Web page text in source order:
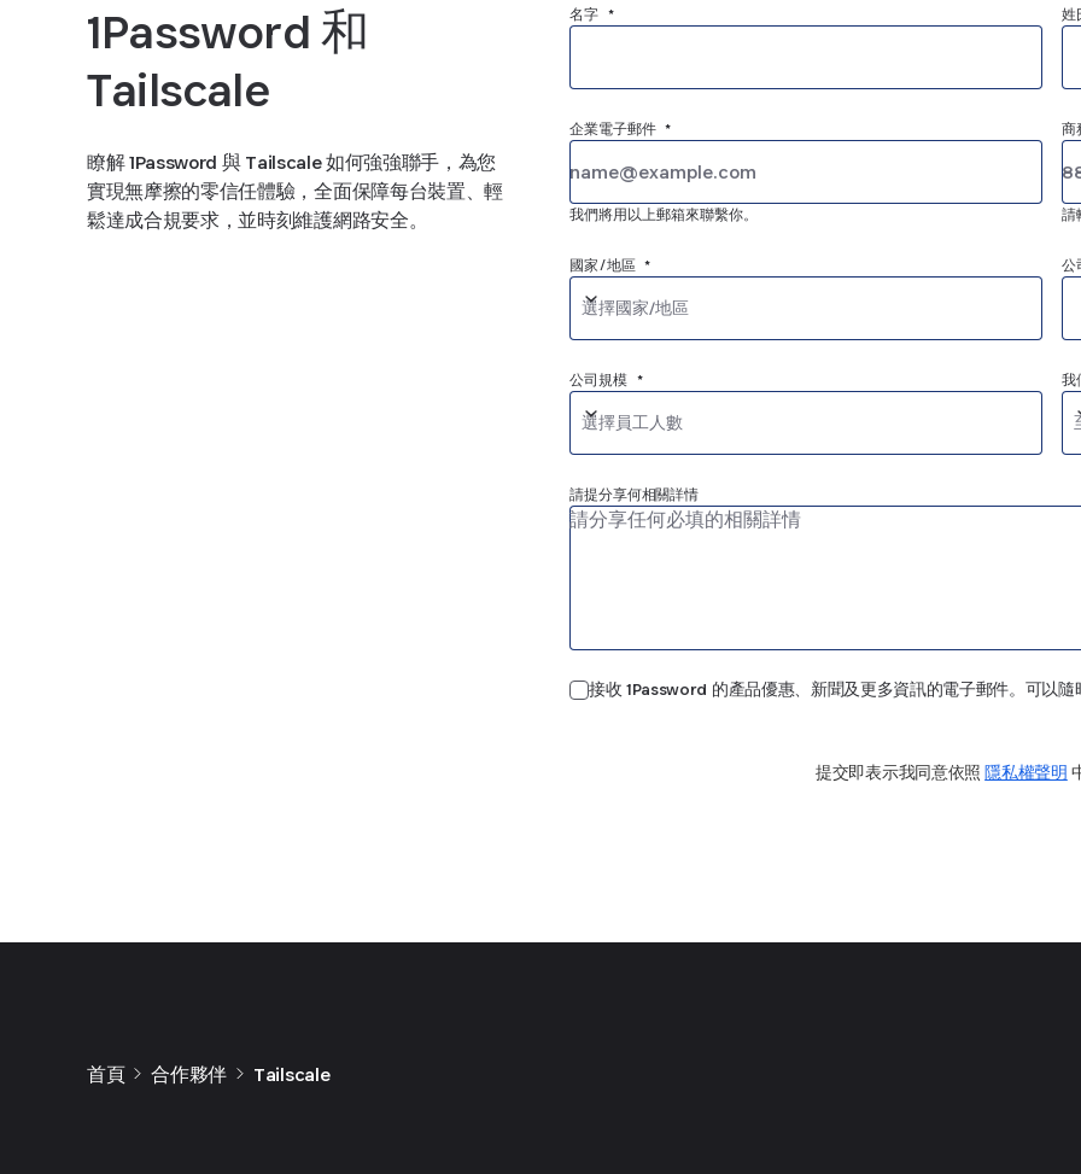
1Password 和
Tailscale
瞭解 1Password 與 Tailscale 如何強強聯手，為您
實現無摩擦的零信任體驗，全面保障每台裝置、輕
鬆達成合規要求，並時刻維護網路安全。
名字 *
企業電子郵件 *
我們將用以上郵箱來聯繫你。
商
請
國家/地區 *
選擇國家/地區
公
公司規模 *
選擇員工人數
我
請提分享何相關詳情
接收 1Password 的產品優惠、新聞及更多資訊的電子郵件。可以隨
提交即表示我同意依照 隱私權聲明
首頁 合作夥伴 Tailscale